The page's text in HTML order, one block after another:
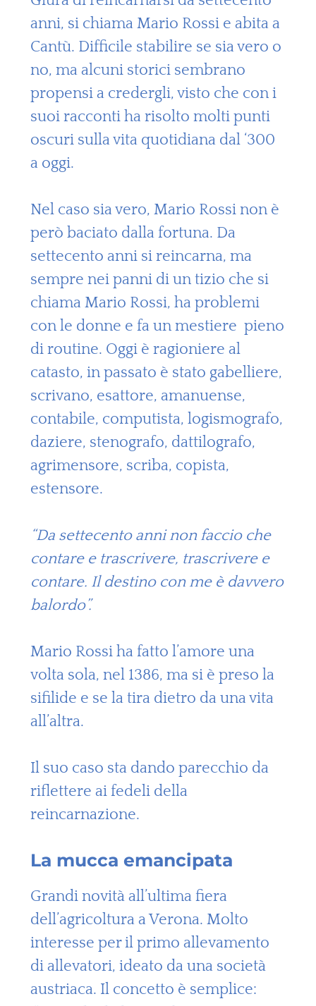
anni, si chiama Mario Rossi e abita a
Cantù. Difficile stabilire se sia vero o
no, ma alcuni storici sembrano
propensi a credergli, visto che con i
suoi racconti ha risolto molti punti
oscuri sulla vita quotidiana dal ‘300
a oggi.
Nel caso sia vero, Mario Rossi non è
però baciato dalla fortuna. Da
settecento anni si reincarna, ma
sempre nei panni di un tizio che si
chiama Mario Rossi, ha problemi
con le donne e fa un mestiere pieno
di routine. Oggi è ragioniere al
catasto, in passato è stato gabelliere,
scrivano, esattore, amanuense,
contabile, computista, logismografo,
daziere, stenografo, dattilografo,
agrimensore, scriba, copista,
estensore.
“Da settecento anni non faccio che
contare e trascrivere, trascrivere e
contare. Il destino con me è davvero
balordo”.
Mario Rossi ha fatto l’amore una
volta sola, nel 1386, ma si è preso la
sifilide e se la tira dietro da una vita
all’altra.
Il suo caso sta dando parecchio da
riflettere ai fedeli della
reincarnazione.
La mucca emancipata
Grandi novità all’ultima fiera
dell’agricoltura a Verona. Molto
interesse per il primo allevamento
di allevatori, ideato da una società
austriaca. Il concetto è semplice: